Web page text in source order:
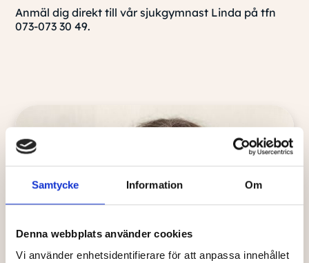
Samtycke Information Om
Denna webbplats använder cookies
Vi använder enhetsidentifierare för att anpassa innehållet
Anmäl dig direkt till vår sjukgymnast Linda på tfn
073-073 30 49.